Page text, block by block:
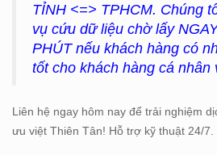
TỈNH <=> TPHCM. Chúng
vụ cứu dữ liệu chờ lấy
PHÚT nếu khách hàng có
tốt cho khách hàng cá nhân
Liên hệ ngay hôm nay để trải nghiệm
ưu việt Thiên Tân! Hỗ trợ kỹ thuật 24/7.